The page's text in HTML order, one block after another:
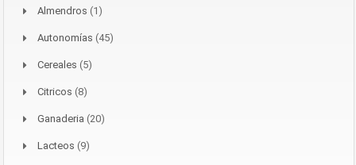
Almendros (1)
Autonomías (45)
Cereales (5)
Citricos (8)
Ganaderia (20)
Lacteos (9)